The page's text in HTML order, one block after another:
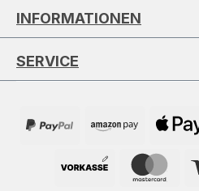
INFORMATIONEN
SERVICE